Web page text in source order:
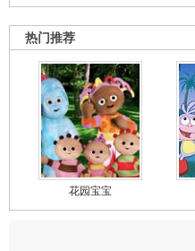
热门推荐
花园宝宝